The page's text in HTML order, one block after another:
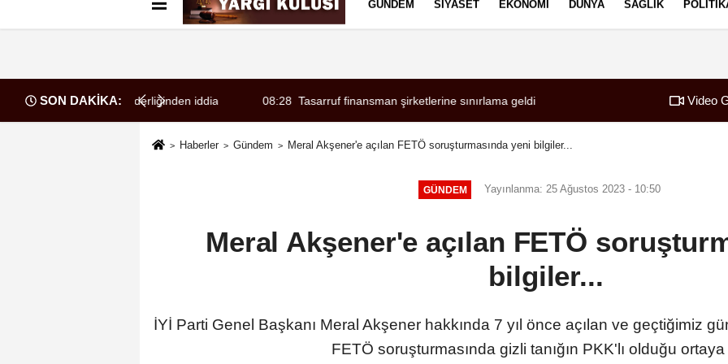
Künye İletişim Çerez Politikası
GÜNDEM SIYASET EKONOMI DÜNYA SAĞLIK
SON DAKİKA:
örgüt liderliğinden iddianame hazırlandı.. Tüm malvarlığına el konuldu
08:28 Tasarruf finansman şirketlerine sınırlama geldi SONER YALÇIN
Video
Haberler Gündem Meral Akşener'e açılan FETÖ soruşturmasında yeni bilgiler...
GÜNDEM Yayınlanma: 25 Ağustos 2023 - 10:50
Meral Akşener'e açılan FETÖ
bilgiler...
İYİ Parti Genel Başkanı Meral Akşener hakkında 7 yıl önce açılan ve geçtiğimiz
FETÖ soruşturmasında gizli tanığın PKK'lı olduğu ortaya